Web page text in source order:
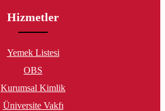
Hizmetler
Yemek Listesi
OBS
Kurumsal Kimlik
Üniversite Vakfı